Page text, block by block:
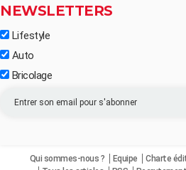
NEWSLETTERS
Lifestyle
Auto
Bricolage
Qui sommes-nous ? Equipe Charte